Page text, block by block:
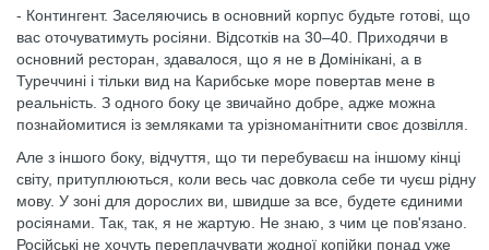
- Контингент. Заселяючись в основний корпус будьте готові, що
вас оточуватимуть росіяни. Відсотків на 30–40. Приходячи в
основний ресторан, здавалося, що я не в Домінікані, а в
Туреччині і тільки вид на Карибське море повертав мене в
реальність. З одного боку це звичайно добре, адже можна
познайомитися із земляками та урізноманітнити своє дозвілля.
Але з іншого боку, відчуття, що ти перебуваєш на іншому кінці
світу, притуплюються, коли весь час довкола себе ти чуєш рідну
мову. У зоні для дорослих ви, швидше за все, будете єдиними
росіянами. Так, так, я не жартую. Не знаю, з чим це пов'язано.
Російські не хочуть переплачувати жодної копійки понад уже